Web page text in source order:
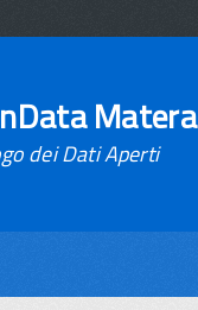
Matera
dei Dati Aperti